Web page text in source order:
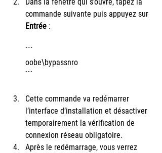
Dans la fenêtre qui s’ouvre, tapez la
commande suivante puis appuyez sur
Entrée :
```
oobe\bypassnro
```
Cette commande va redémarrer
l’interface d’installation et désactiver
temporairement la vérification de
connexion réseau obligatoire.
Après le redémarrage, vous verrez